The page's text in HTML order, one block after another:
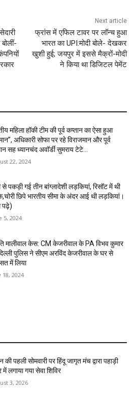
Next article
फ्रांस में एफिल टावर पर लॉन्च हुआ
भारत का UPI:मोदी बोले- देखकर
खुशी हुई; जयपुर में इससे मैक्रों-मोदी
ने किया था डिजिटल पेमेंट
महिला हॉकी टीम की पूर्व कप्तान का ऐसा हुआ
अधिकारी सोफा पर रहे विराजमान और पूर्व
सह ध्यानचंद अवॉर्डी सुमराय टेटे...
22, 2024
से पकड़ी गई तीन बांग्लादेशी लड़कियां, रिसॉट में थी
छिपे भारतीय सीमा के अंदर आई थी लड़कियां।
पढ़े)
5, 2024
मालीवाल केस: CM केजरीवाल के PA विभव कुमार
पुलिस ने सीएम अरविंद केजरीवाल के घर से
में लिया
18, 2024
की पहली सोमवारी पर हिंदू जागृत मंच द्वारा पहाड़ी
में लगाया गया सेवा शिविर
3, 2026